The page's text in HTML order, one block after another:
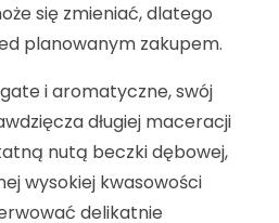
się zmieniać, dlatego
planowanym zakupem.
i aromatyczne, swój
długiej maceracji
nutą beczki dębowej,
wysokiej kwasowości
delikatnie